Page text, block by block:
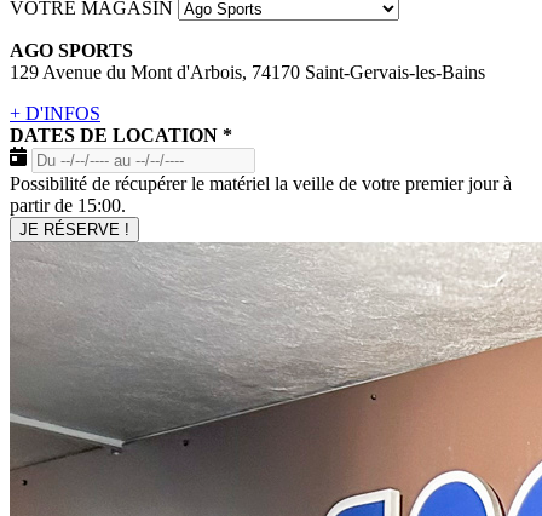
VOTRE MAGASIN
AGO SPORTS
129 Avenue du Mont d'Arbois, 74170 Saint-Gervais-les-Bains
+ D'INFOS
DATES DE LOCATION *
Possibilité de récupérer le matériel la veille de votre premier jour à
partir de 15:00.
JE RÉSERVE !